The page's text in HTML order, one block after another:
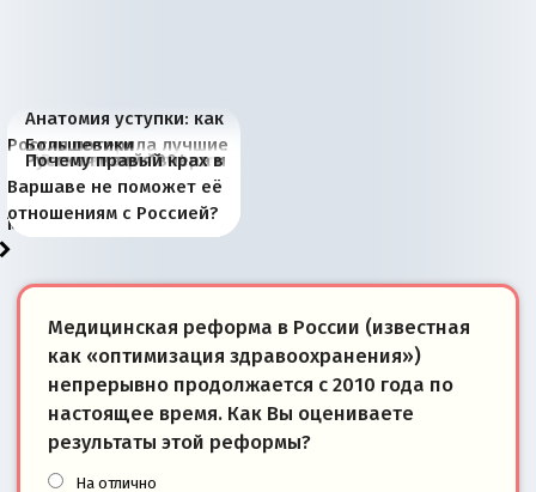
Анатомия уступки: как
Россия потеряла лучшие
рыбопромысловые
районы Баренцева
моря
Большевики
отличаются от «Яблока»
тем, что они -
победители
Киевская марионетка
Запада рассказала о
«переобувании» хозяев
В России назрели
перемены: 15 шагов к
суверенной экономике
Миграционный пожар
Европы
Россия начинает
сбрасывать балласт
Анкориджа
Россия зимой 1904
года: первые уступки во
внутренней политике
Русская нация вчера и
сегодня
Почему правый крах в
Варшаве не поможет её
отношениям с Россией?
Медицинская реформа в России (известная
как «оптимизация здравоохранения»)
непрерывно продолжается с 2010 года по
настоящее время. Как Вы оцениваете
результаты этой реформы?
На отлично